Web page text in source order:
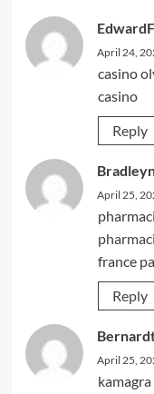
April 24,
casino
casino
Reply
April 25,
france
Reply
April 25,
kamagra